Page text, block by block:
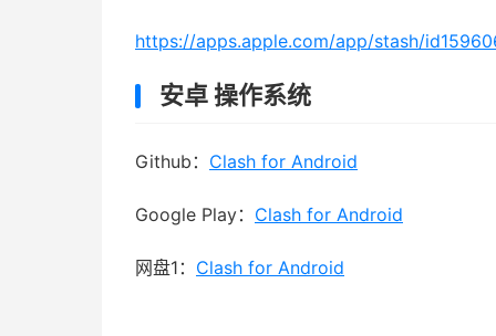
https://apps.apple.com/app/stash/
安卓 操作系统
Github： Clash for Android
Google Play： Clash for Android
网盘1： Clash for Android